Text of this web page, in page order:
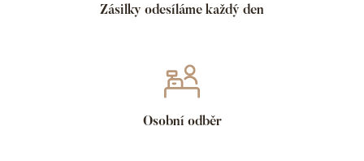
Zásilky odesíláme každý den
Osobní odběr